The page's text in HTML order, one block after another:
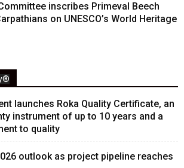
inscribes Primeval Beech
on UNESCO’s World Heritage
launches Roka Quality Certificate, an
instrument of up to 10 years and a
to quality
outlook as project pipeline reaches